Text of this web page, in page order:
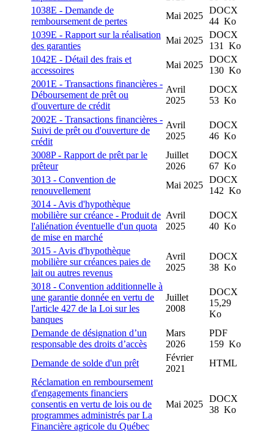
1038E - Demande de
remboursement de pertes
Mai 2025
DOCX
44 Ko
1039E - Rapport sur la réalisation
des garanties
Mai 2025
DOCX
131 Ko
1042E - Détail des frais et
accessoires
Mai 2025
DOCX
130 Ko
2001E - Transactions financières -
Déboursement de prêt ou
d'ouverture de crédit
Avril
2025
DOCX
53 Ko
2002E - Transactions financières -
Suivi de prêt ou d'ouverture de
crédit
Avril
2025
DOCX
46 Ko
3008P - Rapport de prêt par le
prêteur
Juillet
2026
DOCX
67 Ko
3013 - Convention de
renouvellement
Mai 2025
DOCX
142 Ko
3014 - Avis d'hypothèque
mobilière sur créance - Produit de
l'aliénation éventuelle d'un quota
de mise en marché
Avril
2025
DOCX
40 Ko
3015 - Avis d'hypothèque
mobilière sur créances paies de
lait ou autres revenus
Avril
2025
DOCX
38 Ko
3018 - Convention additionnelle à
une garantie donnée en vertu de
l'article 427 de la Loi sur les
banques
Juillet
2008
DOCX
15,29
Ko
Demande de désignation d’un
responsable des droits d’accès
Mars
2026
PDF
159 Ko
Demande de solde d'un prêt
Février
2021
HTML
Réclamation en remboursement
d'engagements financiers
consentis en vertu de lois ou de
programmes administrés par La
Financière agricole du Québec
Mai 2025
DOCX
38 Ko